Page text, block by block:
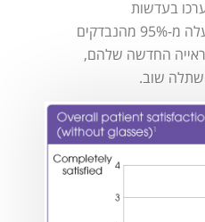
בעדשות
מולטיפוקליות מראים שלמעלה מ-95% מהנבדקים
החדשה שלהם,
שוב.